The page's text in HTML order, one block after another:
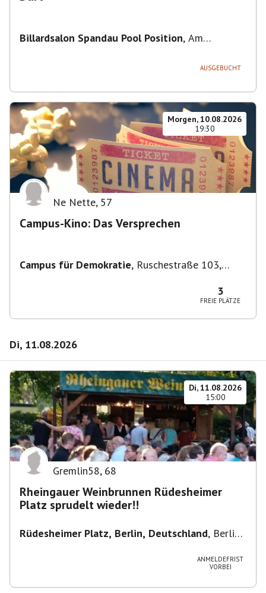
Billardsalon Spandau Pool Position, Am
AUSGEBUCHT
Morgen, 10.08.2026
19:30
Ne Nette, 57
Campus-Kino: Das Versprechen
Campus für Demokratie, Ruschestraße 103,
3
FREIE PLÄTZE
Di, 11.08.2026
Di, 11.08.2026
15:00
Gremlin58, 68
Rheingauer Weinbrunnen Rüdesheimer
Platz sprudelt wieder!!
Rüdesheimer Platz, Berlin, Deutschland, Berlin-
ANMELDEFRIST
VORBEI